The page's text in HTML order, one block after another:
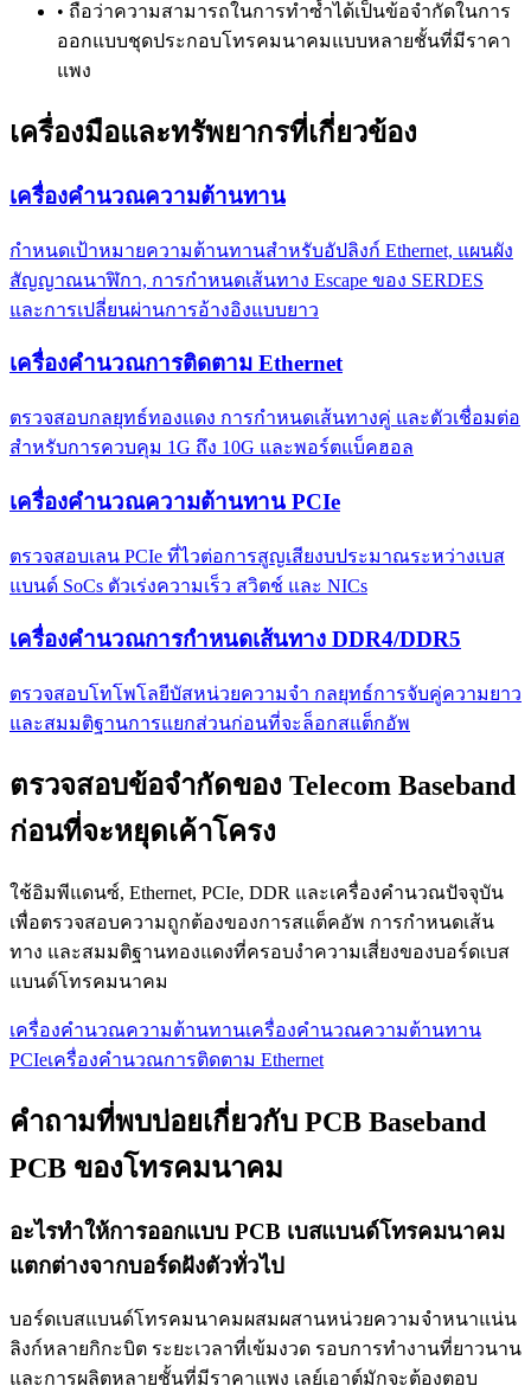
• ถือว่าความสามารถในการทำซ้ำได้เป็นข้อจำกัดในการ
ออกแบบชุดประกอบโทรคมนาคมแบบหลายชั้นที่มีราคา
แพง
เครื่องมือและทรัพยากรที่เกี่ยวข้อง
เครื่องคำนวณความต้านทาน
กำหนดเป้าหมายความต้านทานสำหรับอัปลิงก์ Ethernet, แผนผัง
สัญญาณนาฬิกา, การกำหนดเส้นทาง Escape ของ SERDES
และการเปลี่ยนผ่านการอ้างอิงแบบยาว
เครื่องคำนวณการติดตาม Ethernet
ตรวจสอบกลยุทธ์ทองแดง การกำหนดเส้นทางคู่ และตัวเชื่อมต่อ
สำหรับการควบคุม 1G ถึง 10G และพอร์ตแบ็คฮอล
เครื่องคำนวณความต้านทาน PCIe
ตรวจสอบเลน PCIe ที่ไวต่อการสูญเสียงบประมาณระหว่างเบส
แบนด์ SoCs ตัวเร่งความเร็ว สวิตช์ และ NICs
เครื่องคำนวณการกำหนดเส้นทาง DDR4/DDR5
ตรวจสอบโทโพโลยีบัสหน่วยความจำ กลยุทธ์การจับคู่ความยาว
และสมมติฐานการแยกส่วนก่อนที่จะล็อกสแต็กอัพ
ตรวจสอบข้อจำกัดของ Telecom Baseband
ก่อนที่จะหยุดเค้าโครง
ใช้อิมพีแดนซ์, Ethernet, PCIe, DDR และเครื่องคำนวณปัจจุบัน
เพื่อตรวจสอบความถูกต้องของการสแต็คอัพ การกำหนดเส้น
ทาง และสมมติฐานทองแดงที่ครอบงำความเสี่ยงของบอร์ดเบส
แบนด์โทรคมนาคม
เครื่องคำนวณความต้านทานเครื่องคำนวณความต้านทาน
PCIeเครื่องคำนวณการติดตาม Ethernet
คำถามที่พบบ่อยเกี่ยวกับ PCB Baseband
PCB ของโทรคมนาคม
อะไรทำให้การออกแบบ PCB เบสแบนด์โทรคมนาคม
แตกต่างจากบอร์ดฝังตัวทั่วไป
บอร์ดเบสแบนด์โทรคมนาคมผสมผสานหน่วยความจำหนาแน่น
ลิงก์หลายกิกะบิต ระยะเวลาที่เข้มงวด รอบการทำงานที่ยาวนาน
และการผลิตหลายชั้นที่มีราคาแพง เลย์เอาต์มักจะต้องตอบ